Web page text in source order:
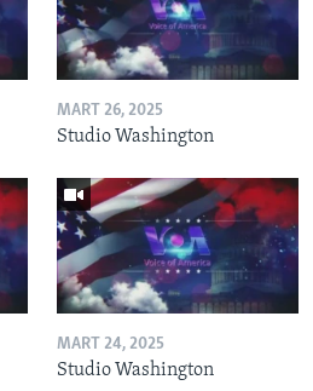
MART 26, 2025
Studio Washington
MART 24, 2025
Studio Washington